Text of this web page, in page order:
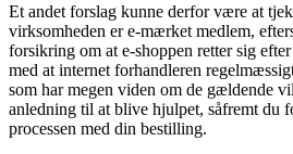
Et andet forslag kunne derfor være at
virksomheden er e-mærket medlem,
forsikring om at e-shoppen retter sig
med at internet forhandleren
som har megen viden om de gældende
anledning til at blive hjulpet, såfremt du
processen med din bestilling.